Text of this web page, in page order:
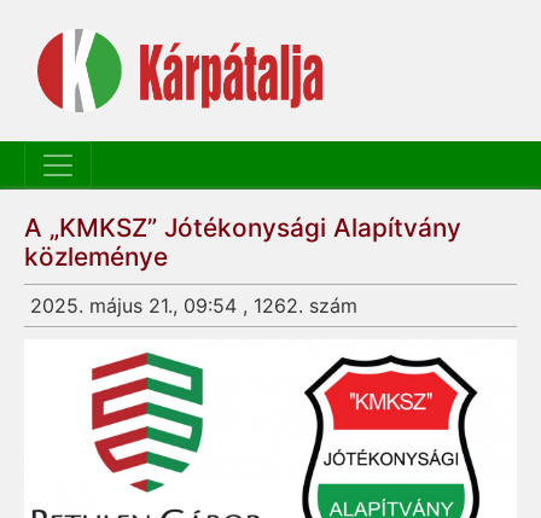
A „KMKSZ” Jótékonysági Alapítvány
közleménye
2025. május 21., 09:54 , 1262. szám